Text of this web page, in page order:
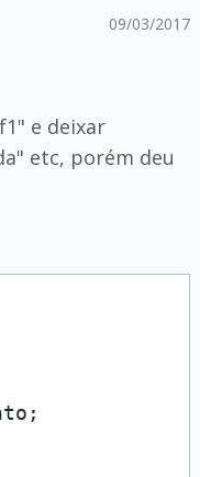
09/03/2017
e deixar
etc, porém deu